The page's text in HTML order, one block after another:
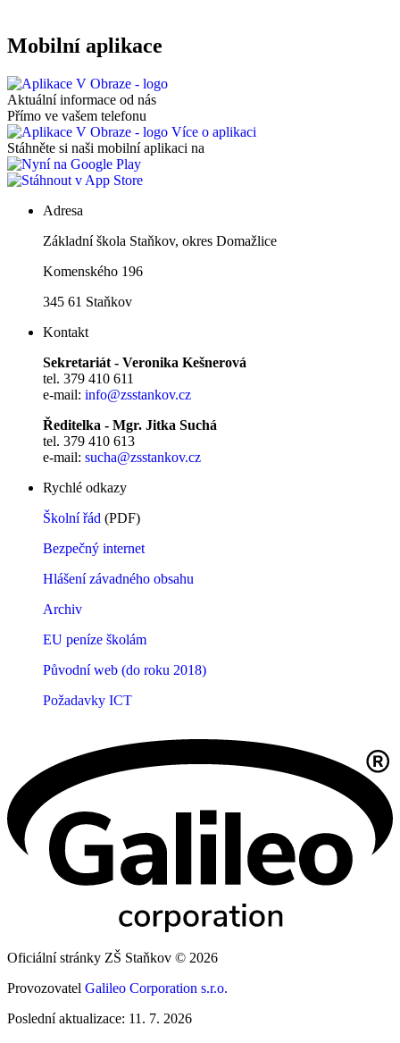
Mobilní aplikace
Aktuální informace od nás
Přímo ve vašem telefonu
Více o aplikaci
Stáhněte si naši mobilní aplikaci na
Adresa
Základní škola Staňkov, okres Domažlice
Komenského 196
345 61 Staňkov
Kontakt
Sekretariát - Veronika Kešnerová
tel. 379 410 611
e-mail: info@zsstankov.cz
Ředitelka - Mgr. Jitka Suchá
tel. 379 410 613
e-mail: sucha@zsstankov.cz
Rychlé odkazy
Školní řád (PDF)
Bezpečný internet
Hlášení závadného obsahu
Archiv
EU peníze školám
Původní web (do roku 2018)
Požadavky ICT
Oficiální stránky ZŠ Staňkov © 2026
Provozovatel Galileo Corporation s.r.o.
Poslední aktualizace: 11. 7. 2026